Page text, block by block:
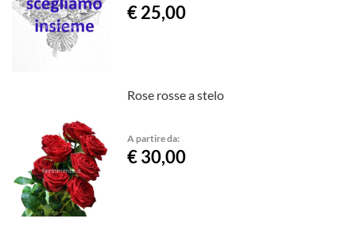
€ 25,00
Rose rosse a stelo
A partire da:
€ 30,00